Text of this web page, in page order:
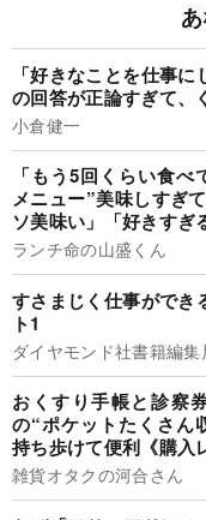
「好きなことを仕事
の回答が正論すぎて、
小倉健一
「もう5回くらい食
メニュー”美味しすぎ
ソ美味い」「好きすぎ
ランチ命の山盛くん
すさまじく仕事ができ
ト1
ダイヤモンド社書籍編集
おくすり手帳と診察
の“ポケットたくさん
持ち歩けて便利《購入
雑貨オタクの河合さん